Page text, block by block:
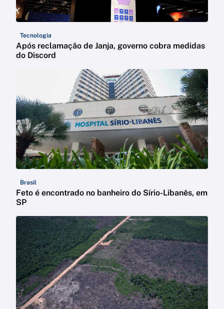
Tecnologia
Após reclamação de Janja, governo cobra medidas
do Discord
Brasil
Feto é encontrado no banheiro do Sírio-Libanês, em
SP